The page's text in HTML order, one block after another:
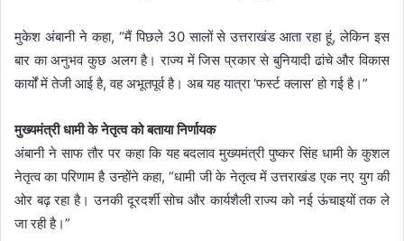
मुकेश अंबानी ने कहा, “मैं पिछले 30 सालों से उत्तराखंड आता रहा हूं, लेकिन इस
बार का अनुभव कुछ अलग है। राज्य में जिस प्रकार से बुनियादी ढांचे और विकास
कार्यों में तेजी आई है, वह अभूतपूर्व है। अब यह यात्रा ‘फर्स्ट क्लास’ हो गई है।”
मुख्यमंत्री धामी के नेतृत्व को बताया निर्णायक
अंबानी ने साफ तौर पर कहा कि यह बदलाव मुख्यमंत्री पुष्कर सिंह धामी के कुशल
नेतृत्व का परिणाम है उन्होंने कहा, “धामी जी के नेतृत्व में उत्तराखंड एक नए युग की
ओर बढ़ रहा है। उनकी दूरदर्शी सोच और कार्यशैली राज्य को नई ऊंचाइयों तक ले
जा रही है।”